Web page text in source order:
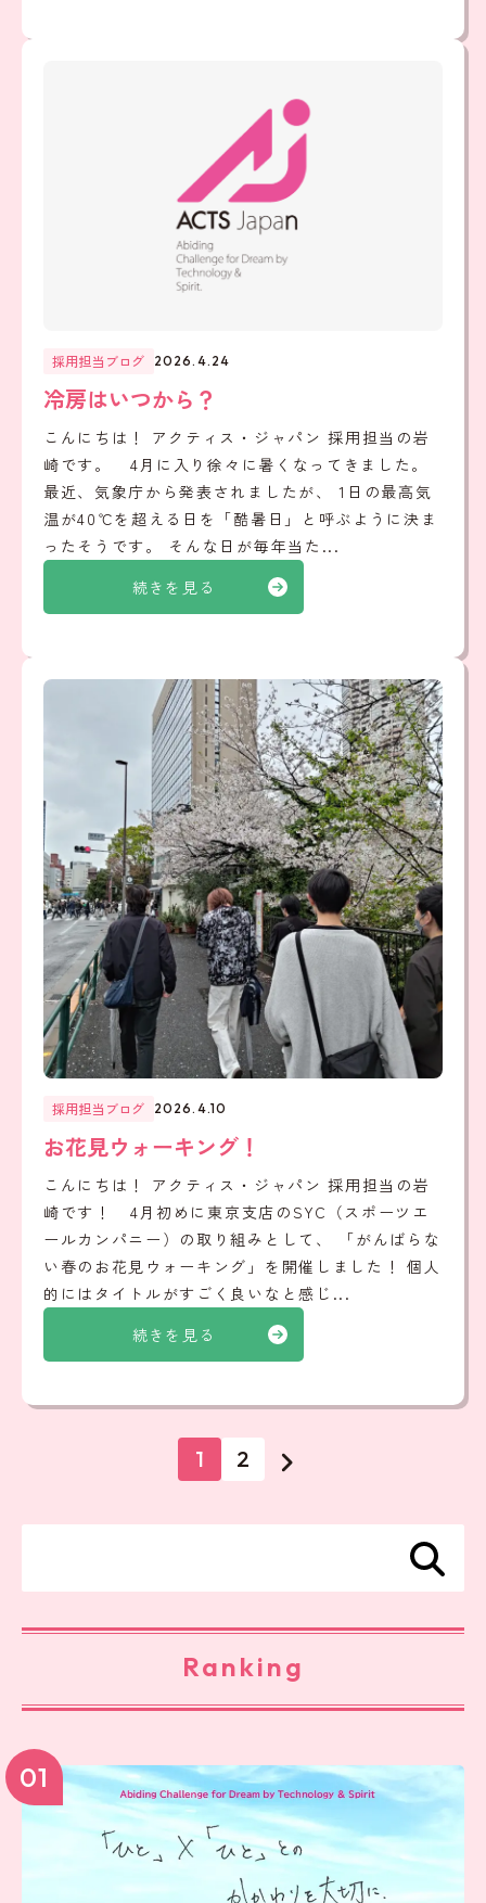
続きを見る
採用担当ブログ 2026.4.24
冷房はいつから？
こんにちは！ アクティス・ジャパン 採用担当の岩
崎です。 4月に入り徐々に暑くなってきました。
最近、気象庁から発表されましたが、 1日の最高気
温が40℃を超える日を「酷暑日」と呼ぶように決ま
ったそうです。 そんな日が毎年当た...
続きを見る
採用担当ブログ 2026.4.10
お花見ウォーキング！
こんにちは！ アクティス・ジャパン 採用担当の岩
崎です！ 4月初めに東京支店のSYC（スポーツエ
ールカンパニー）の取り組みとして、 「がんばらな
い春のお花見ウォーキング」を開催しました！ 個人
的にはタイトルがすごく良いなと感じ...
1 2
Ranking
01